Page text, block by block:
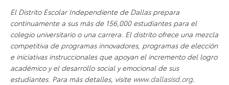
El Distrito Escolar Independiente de Dallas prepara
continuamente a sus más de 156,000 estudiantes para el
colegio universitario o una carrera. El distrito ofrece una mezcla
competitiva de programas innovadores, programas de elección
e iniciativas instruccionales que apoyan el incremento del logro
académico y el desarrollo social y emocional de sus
estudiantes. Para más detalles, visite www.dallasisd.org.